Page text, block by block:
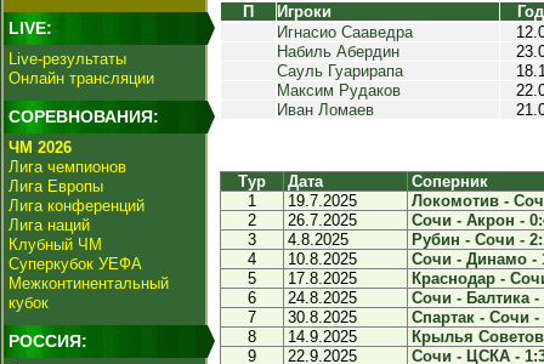
LIVE:
Live-результаты
Онлайн трансляции
СОРЕВНОВАНИЯ:
ЧМ 2026
Лига чемпионов
Лига Европы
Лига конференций
Лига наций
Клубный ЧМ
Суперкубок УЕФА
Межконтинентальный
кубок
РОССИЯ:
П Игроки
Игнасио Сааведра
Набиль Абердин
Сауль Гуарирапа
Максим Рудаков
Иван Ломаев
Тур Дата
Соперник
1
19.7.2025
Локомотив -
2
26.7.2025
Сочи - Акрон -
3
4.8.2025
Рубин - Сочи -
4
10.8.2025
Сочи - Динамо -
5
17.8.2025
Краснодар -
6
24.8.2025
Сочи - Балтика -
7
30.8.2025
Спартак - Сочи -
8
14.9.2025
Крылья
9
22.9.2025
Сочи - ЦСКА -